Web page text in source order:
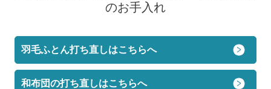
のお手入れ
羽毛ふとん打ち直しはこちらへ
和布団の打ち直しはこちらへ